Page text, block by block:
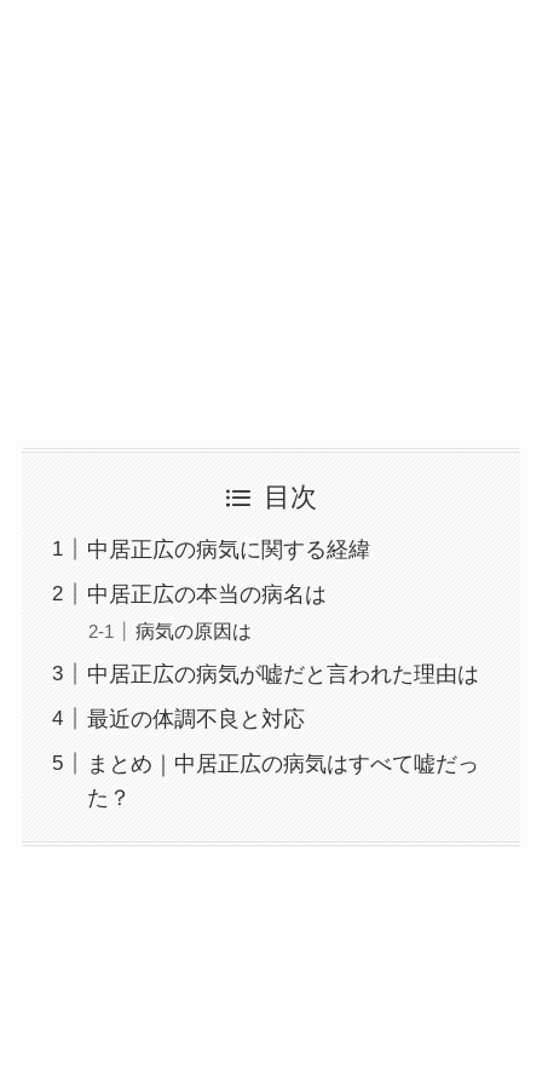
目次
中居正広の病気に関する経緯
中居正広の本当の病名は
病気の原因は
中居正広の病気が嘘だと言われた理由は
最近の体調不良と対応
まとめ｜中居正広の病気はすべて嘘だっ
た？